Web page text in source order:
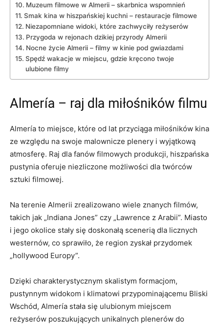
Muzeum filmowe w Almerii – skarbnica wspomnień
Smak kina w hiszpańskiej kuchni – restauracje filmowe
Niezapomniane widoki, które zachwyciły reżyserów
Przygoda w rejonach dzikiej przyrody‍ Almerii
Nocne życie‌ Almerii – filmy w kinie pod‌ gwiazdami
Spędź wakacje w miejscu, gdzie kręcono twoje
ulubione filmy
Almería ⁣– raj dla miłośników filmu
Almería to miejsce, które od lat przyciąga ​miłośników kina
ze względu na ‍swoje malownicze plenery ‌i wyjątkową
atmosferę. Raj dla fanów filmowych produkcji, hiszpańska
pustynia oferuje niezliczone możliwości ​dla twórców
⁢sztuki​ filmowej.
Na⁢ terenie Almerii zrealizowano wiele znanych filmów,
takich jak „Indiana Jones” czy „Lawrence z Arabii”. Miasto
⁣i jego okolice stały się ​doskonałą‌ scenerią dla licznych
westernów, co sprawiło, że region zyskał przydomek
„hollywood Europy”.
Dzięki charakterystycznym skalistym formacjom, ​
pustynnym widokom i klimatowi przypominającemu Bliski
Wschód, Almería stała się ulubionym miejscem
reżyserów poszukujących unikalnych ‌plenerów do